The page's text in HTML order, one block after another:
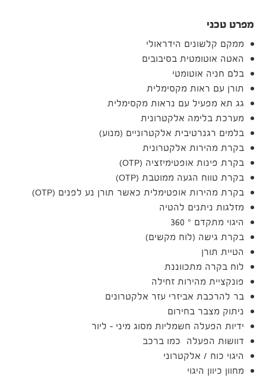
מפרט טכני
ממקם קלשונים הידראולי
האטה אוטומטית בסיבובים
בלם חניה אוטומטי
תורן עם ראות מקסימלית
גג תא מפעיל עם נראות מקסימלית
מערכת בלימה אלקטרונית
בלמים רגנרטיבית אלקטרוניים (מנוע)
בקרת מהירות אלקטרונית
בקרת פינות אופטימיזציה (OTP)
בקרת טווח הגעה ממוטבת (OTP)
בקרת מהירות אופטימלית כאשר תורן נע לפנים (OTP)
מזלגות ניתנים להטיה
היגוי מתקדם ° 360
בקרת גישה (לוח מקשים)
הטיית תורן
לוח בקרה מתכווננת
פונקציית מהירות זחילה
בר להרכבת אביזרי עזר אלקטרונים
ניתוק מצבר בחירום
ידיות הפעלה חשמליות מסוג מיני – ליור
דוושות הפעלה כמו ברכב
היגוי כוח / אלקטרוני
מחוון כיוון היגוי